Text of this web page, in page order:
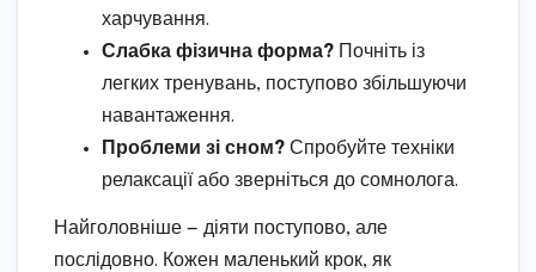
харчування.
Слабка фізична форма? Почніть із
легких тренувань, поступово збільшуючи
навантаження.
Проблеми зі сном? Спробуйте техніки
релаксації або зверніться до сомнолога.
Найголовніше — діяти поступово, але
послідовно. Кожен маленький крок, як